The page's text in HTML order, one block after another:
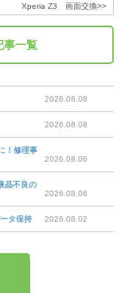
Xperia Z3 画面交換>>
事一覧
2026.08.08
2026.08.08
！修理事
2026.08.06
晶不良の
2026.08.06
タ保持 2026.08.02